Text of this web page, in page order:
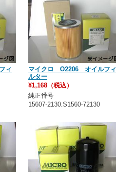
ィ
マイクロ O2206 オイルフィ
ルター
¥1,168（税込）
純正番号
15607-2130.S1560-72130